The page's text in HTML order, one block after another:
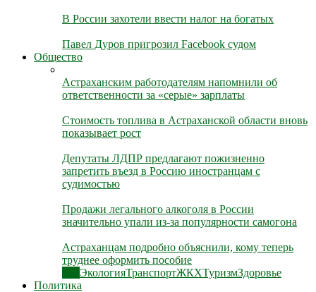
В России захотели ввести налог на богатых
Павел Дуров пригрозил Facebook судом
Общество
Астраханским работодателям напомнили об
ответственности за «серые» зарплаты
Стоимость топлива в Астраханской области вновь
показывает рост
Депутаты ЛДПР предлагают пожизненно
запретить въезд в Россию иностранцам с
судимостью
Продажи легального алкоголя в России
значительно упали из-за популярности самогона
Астраханцам подробно объяснили, кому теперь
труднее оформить пособие
ЭкологияТранспортЖКХТуризмЗдоровье
Политика